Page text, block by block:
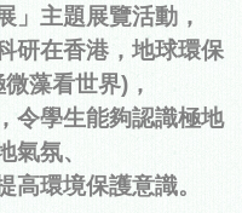
」主題展覽活動，
研在香港，地球環保
藻看世界)，
令學生能夠認識極地
氣氛、
高環境保護意識。